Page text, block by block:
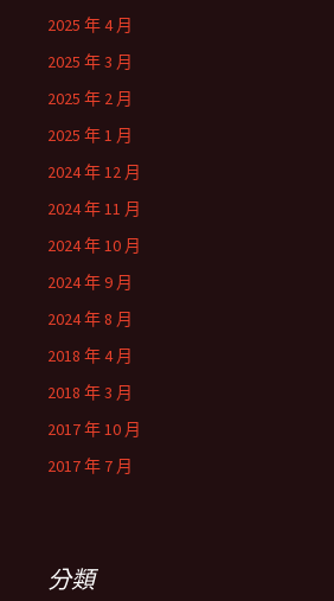
2025 年 4 月
2025 年 3 月
2025 年 2 月
2025 年 1 月
2024 年 12 月
2024 年 11 月
2024 年 10 月
2024 年 9 月
2024 年 8 月
2018 年 4 月
2018 年 3 月
2017 年 10 月
2017 年 7 月
分類